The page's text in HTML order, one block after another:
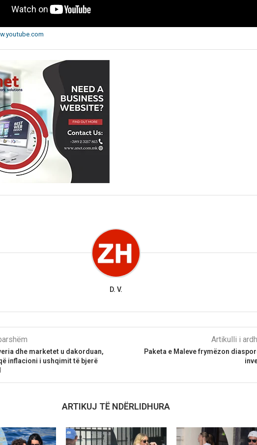
D. V.
dhe marketet u dakorduan,
inflacioni i ushqimit të bjerë
Artikulli i
Paketa e Maleve frymëzon
ARTIKUJ TË NDËRLIDHURA